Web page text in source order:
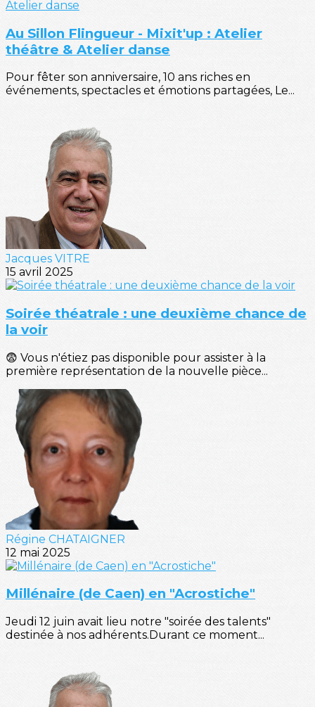
Au Sillon Flingueur - Mixit'up : Atelier
théâtre & Atelier danse
Pour fêter son anniversaire, 10 ans riches en
événements, spectacles et émotions partagées, Le...
Jacques VITRE
15 avril 2025
Soirée théatrale : une deuxième chance de
la voir
😨 Vous n'étiez pas disponible pour assister à la
première représentation de la nouvelle pièce...
Régine CHATAIGNER
12 mai 2025
Millénaire (de Caen) en "Acrostiche"
Jeudi 12 juin avait lieu notre "soirée des talents"
destinée à nos adhérents.Durant ce moment...